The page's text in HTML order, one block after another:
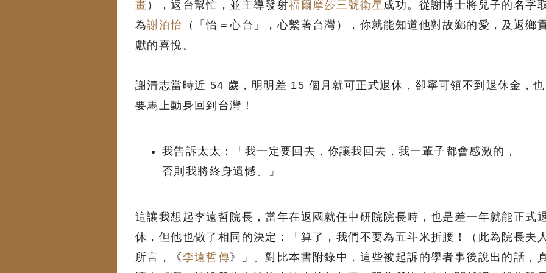
畫 ），返台幫忙，並主導發射福爾摩莎三號衛星 成功。從謝博士將兒子的名字
為謝泊怡 （「怡＝心台」，心繫著台灣），你就能知道他對故鄉的愛，及返鄉
獻的喜悅。
謝清志當時近 54 歲，明明差 15 個月就可正式退休，卻寧可領不到退休金，也
要馬上動身回到台灣！
我告訴太太：「我一定要回去，你讓我回去，我一輩子都會感激的，
否則我將終身遺憾。」
這讓我想起李遠哲院長，當年在返國就任中研院院長時，也是差一年就能正式
休，但他也做了相同的決定：「算了，我們不要為五斗米折腰！（此為院長夫人
所言，《李遠哲傳》」。對比本書附錄中，這些被起訴的學者事後說出的話，